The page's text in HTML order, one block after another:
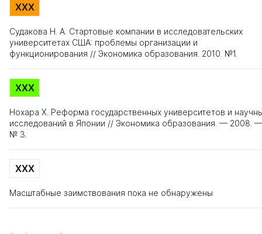
XXX
Судакова Н. А. Стартовые компании в исследовательских
университетах США: проблемы организации и
функционирования // Экономика образования. 2010. №1.
XXX
Нохара Х. Реформа государственных университетов и
исследований в Японии // Экономика образования. — 2008. —
№ 3.
XXX
Масштабные заимствования пока не обнаружены